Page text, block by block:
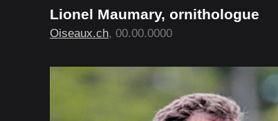
Lionel Maumary, ornithologue
Oiseaux.ch, 00.00.0000